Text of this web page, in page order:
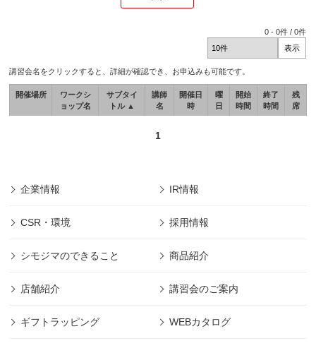
0 -0件 /0件
講習会名をクリックすると、詳細が確認でき、お申込みも可能です。
開催場所
ワークシ
ョップ名
サブタイ
トル ▲
講師
名
開催日
時
曜
日
開始
時間
終了
時間
残
席
1
企業情報 IR情報
CSR・環境 採用情報
シモジマのできること 商品紹介
店舗紹介 講習会のご案内
ギフトラッピング WEBカタログ